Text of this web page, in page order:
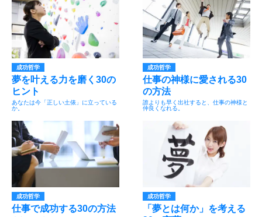
成功哲学
夢を叶える力を磨く30の
ヒント
あなたは今「正しい土俵」に立っている
か。
成功哲学
仕事の神様に愛される30
の方法
誰よりも早く出社すると、仕事の神様と
仲良くなれる。
成功哲学
仕事で成功する30の方法
成功哲学
「夢とは何か」を考える